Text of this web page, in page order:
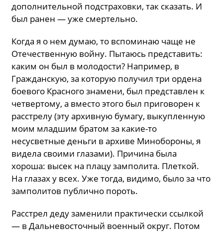
дополнительной подстраховки, так сказать. И
был ранен — уже смертельно.
Когда я о нем думаю, то вспоминаю чаще не
Отечественную войну. Пытаюсь представить:
каким он был в молодости? Например, в
Гражданскую, за которую получил три ордена
боевого Красного знамени, был представлен к
четвертому, а вместо этого был приговорен к
расстрелу (эту архивную бумагу, выкупленную
моим младшим братом за какие-то
несусветные деньги в архиве Минобороны, я
видела своими глазами). Причина была
хороша: высек на плацу замполита. Плеткой.
На глазах у всех. Уже тогда, видимо, было за что
замполитов публично пороть.
Расстрел деду заменили практически ссылкой
— в Дальневосточный военный округ. Потом